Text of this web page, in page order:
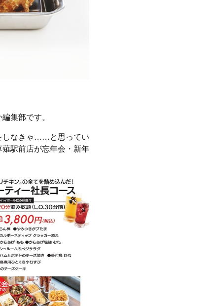
集部です。
しなきゃ……と思ってい
駅前店が忘年会・新年